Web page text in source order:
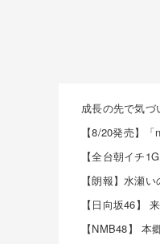
成長の先で気
【朗報】水瀬
【NMB48】